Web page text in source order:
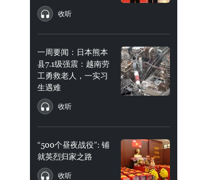
收听
一周要闻：日本熊本
县7.1级强震：越南劳
工勇救老人，一实习
生遇难
收听
“500个昼夜战役”: 铺
就英烈归家之路
收听